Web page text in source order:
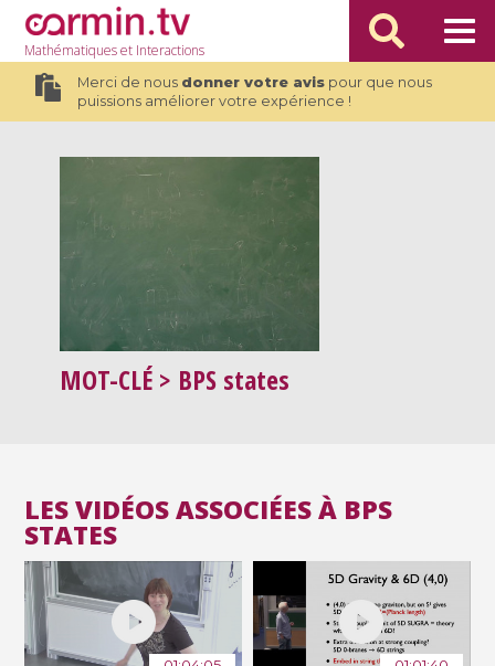
Mathématiqueset Interactions
Merci de nous donner votre avispour que nous
puissions améliorer votre expérience !
MOT-CLÉ > BPS states
LES VIDÉOS ASSOCIÉES À BPS
STATES